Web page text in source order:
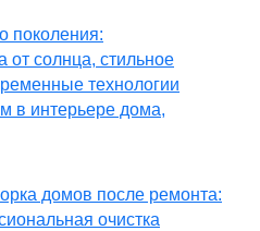
поколения:
от солнца, стильное
технологии
в интерьере дома,
домов после ремонта:
очистка